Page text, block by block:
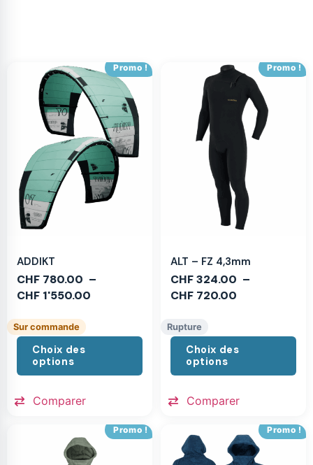
Promo !
ADDIKT
CHF 780.00 –
CHF 1'550.00
Sur commande
Choix des
options
Comparer
Promo !
ALT – FZ 4,3mm
CHF324.00 –
CHF 720.00
Rupture
Choix des
options
Comparer
Promo ! Promo !